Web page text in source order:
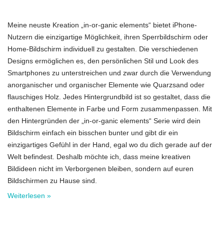
Meine neuste Kreation „in-or-ganic elements“ bietet iPhone-
Nutzern die einzigartige Möglichkeit, ihren Sperrbildschirm oder
Home-Bildschirm individuell zu gestalten. Die verschiedenen
Designs ermöglichen es, den persönlichen Stil und Look des
Smartphones zu unterstreichen und zwar durch die Verwendung
anorganischer und organischer Elemente wie Quarzsand oder
flauschiges Holz. Jedes Hintergrundbild ist so gestaltet, dass die
enthaltenen Elemente in Farbe und Form zusammenpassen. Mit
den Hintergründen der „in-or-ganic elements“ Serie wird dein
Bildschirm einfach ein bisschen bunter und gibt dir ein
einzigartiges Gefühl in der Hand, egal wo du dich gerade auf der
Welt befindest. Deshalb möchte ich, dass meine kreativen
Bildideen nicht im Verborgenen bleiben, sondern auf euren
Bildschirmen zu Hause sind.
Weiterlesen »